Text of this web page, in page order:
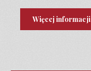
Więcej informacji